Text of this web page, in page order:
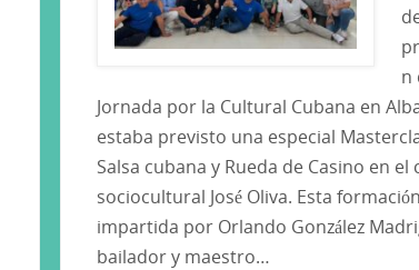
n
Jornada por la Cultural Cubana en
estaba previsto una especial
Salsa cubana y Rueda de Casino en el
sociocultural José Oliva. Esta
impartida por Orlando González
bailador y maestro…